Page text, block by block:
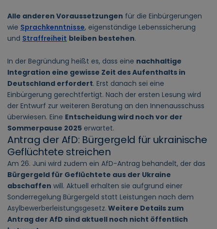
Alle anderen Voraussetzungen für die Einbürgerungen
wie Sprachkenntnisse, eigenständige Lebenssicherung
und Straffreiheit bleiben bestehen.
In der Begründung heißt es, dass eine nachhaltige
Integration eine gewisse Zeit des Aufenthalts in
Deutschland erfordert. Erst danach sei eine
Einbürgerung gerechtfertigt. Nach der ersten Lesung wird
der Entwurf zur weiteren Beratung an den Innenausschuss
überwiesen. Eine Entscheidung wird noch vor der
Sommerpause 2025 erwartet.
Antrag der AfD: Bürgergeld für ukrainische
Geflüchtete streichen
Am 26. Juni wird zudem ein AfD-Antrag behandelt, der das
Bürgergeld für Geflüchtete aus der Ukraine
abschaffen will. Aktuell erhalten sie aufgrund einer
Sonderregelung Bürgergeld statt Leistungen nach dem
Asylbewerberleistungsgesetz. Weitere Details zum
Antrag der AfD sind aktuell noch nicht öffentlich